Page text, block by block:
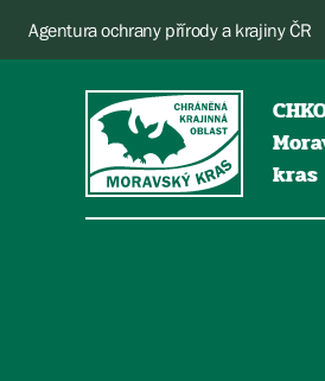
Agentura ochrany přírody a krajiny ČR
kras